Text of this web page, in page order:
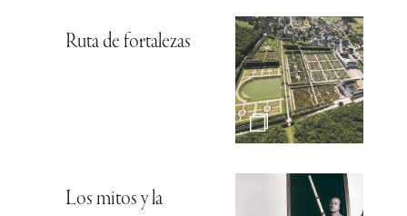
Ruta de fortalezas
Los mitos y la